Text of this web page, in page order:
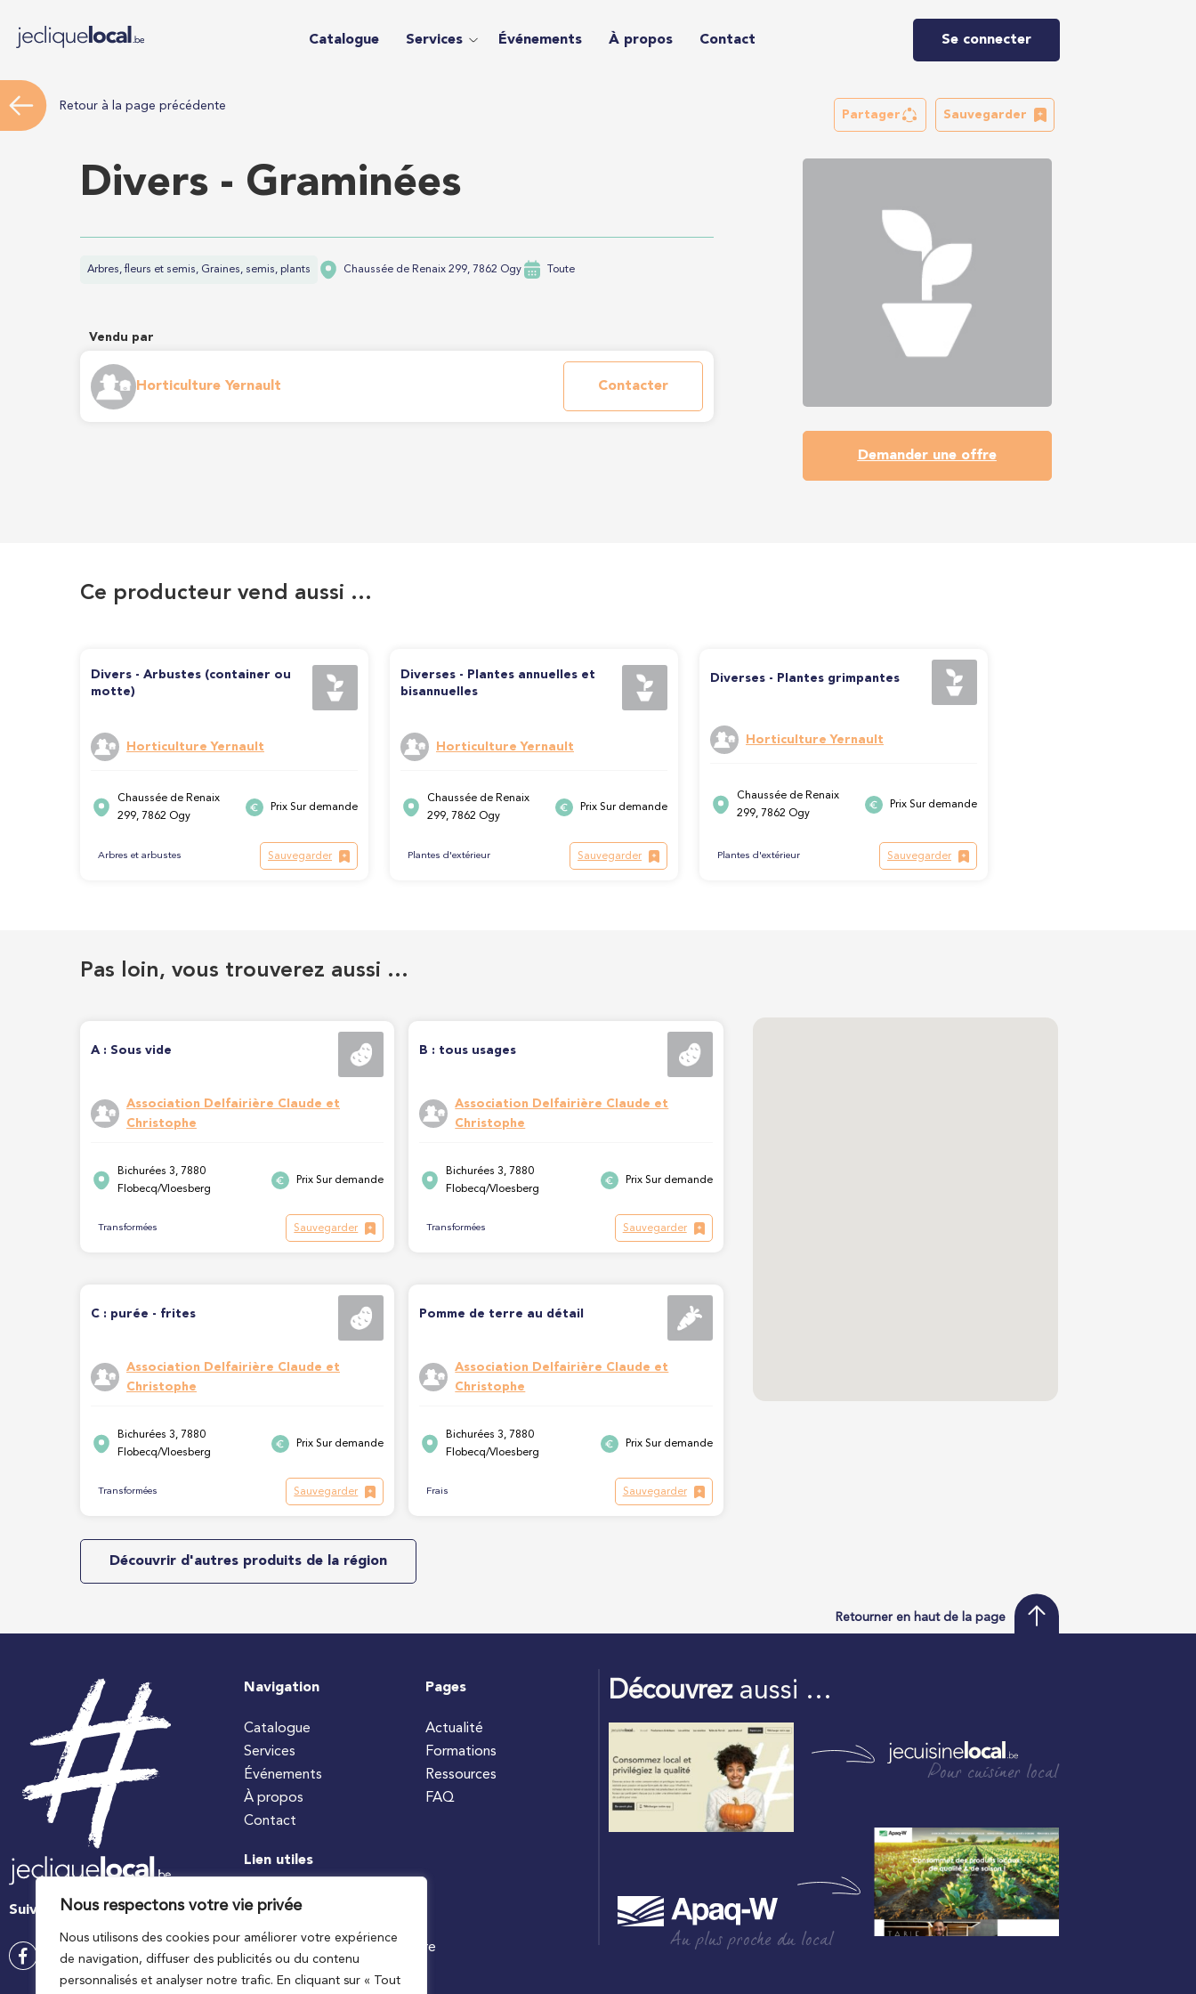
Nous respectons votre vie privée
Nous utilisons des cookies pour améliorer votre expérience
de navigation, diffuser des publicités ou du contenu
personnalisés et analyser notre trafic. En cliquant sur « Tout
Catalogue Services Événements À propos Contact Se connecter
Retour à la page précédente
Partager Sauvegarder
Divers - Graminées
Arbres, fleurs et semis, Graines, semis, plants Chaussée de Renaix 299, 7862 Ogy Toute
Vendu par
Horticulture Yernault Contacter
Demander une offre
Ce producteur vend aussi …
Divers - Arbustes (container ou
motte)
Horticulture Yernault
Chaussée de Renaix
299, 7862 Ogy
Prix Sur demande
Arbres et arbustes Sauvegarder
Diverses - Plantes annuelles et
bisannuelles
Horticulture Yernault
Chaussée de Renaix
299, 7862 Ogy
Prix Sur demande
Plantes d'extérieur Sauvegarder
Diverses - Plantes grimpantes
Horticulture Yernault
Chaussée de Renaix
299, 7862 Ogy
Prix Sur demande
Plantes d'extérieur Sauvegarder
Pas loin, vous trouverez aussi …
A : Sous vide
Association Delfairière Claude et
Christophe
Bichurées 3, 7880
Flobecq/Vloesberg
Prix Sur demande
Transformées Sauvegarder
B : tous usages
Association Delfairière Claude et
Christophe
Bichurées 3, 7880
Flobecq/Vloesberg
Prix Sur demande
Transformées Sauvegarder
C : purée - frites
Association Delfairière Claude et
Christophe
Bichurées 3, 7880
Flobecq/Vloesberg
Prix Sur demande
Transformées Sauvegarder
Pomme de terre au détail
Association Delfairière Claude et
Christophe
Bichurées 3, 7880
Flobecq/Vloesberg
Prix Sur demande
Frais Sauvegarder
Découvrir d'autres produits de la région
Retourner en haut de la page
Suivez-nous
Navigation
Catalogue
Services
Événements
À propos
Contact
Pages
Actualité
Formations
Ressources
FAQ
Lien utiles
#jecuisinelocal
Ministre wallon de l’agriculture
Découvrezaussi …
Pour cuisiner local
Au plus proche du local